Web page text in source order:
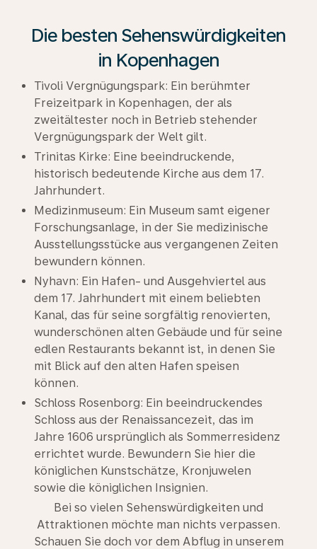
Die besten Sehenswürdigkeiten
in Kopenhagen
Tivoli Vergnügungspark: Ein berühmter
Freizeitpark in Kopenhagen, der als
zweitältester noch in Betrieb stehender
Vergnügungspark der Welt gilt.
Trinitas Kirke: Eine beeindruckende,
historisch bedeutende Kirche aus dem 17.
Jahrhundert.
Medizinmuseum: Ein Museum samt eigener
Forschungsanlage, in der Sie medizinische
Ausstellungsstücke aus vergangenen Zeiten
bewundern können.
Nyhavn: Ein Hafen- und Ausgehviertel aus
dem 17. Jahrhundert mit einem beliebten
Kanal, das für seine sorgfältig renovierten,
wunderschönen alten Gebäude und für seine
edlen Restaurants bekannt ist, in denen Sie
mit Blick auf den alten Hafen speisen
können.
Schloss Rosenborg: Ein beeindruckendes
Schloss aus der Renaissancezeit, das im
Jahre 1606 ursprünglich als Sommerresidenz
errichtet wurde. Bewundern Sie hier die
königlichen Kunstschätze, Kronjuwelen
sowie die königlichen Insignien.
Bei so vielen Sehenswürdigkeiten und
Attraktionen möchte man nichts verpassen.
Schauen Sie doch vor dem Abflug in unserem